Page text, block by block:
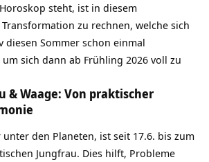
steht, ist in diesem
zu rechnen, welche sich
diesen Sommer schon einmal
sich dann ab Frühling 2026 voll zu
& Waage: Von praktischer
den Planeten, ist seit 17.6. bis zum
Jungfrau. Dies hilft, Probleme